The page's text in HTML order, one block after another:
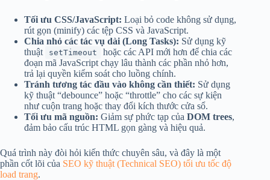
Tối ưu CSS/JavaScript: Loại bỏ code không sử dụng,
rút gọn (minify) các tệp CSS và JavaScript.
Chia nhỏ các tác vụ dài (Long Tasks): Sử dụng kỹ
thuật
setTimeout
hoặc các API mới hơn để chia các
đoạn mã JavaScript chạy lâu thành các phần nhỏ hơn,
trả lại quyền kiểm soát cho luồng chính.
Tránh tương tác đầu vào không cần thiết: Sử dụng
kỹ thuật “debounce” hoặc “throttle” cho các sự kiện
như cuộn trang hoặc thay đổi kích thước cửa sổ.
Tối ưu mã nguồn: Giảm sự phức tạp của DOM trees,
đảm bảo cấu trúc HTML gọn gàng và hiệu quả.
Quá trình này đòi hỏi kiến thức chuyên sâu, và đây là một
phần cốt lõi của SEO kỹ thuật (Technical SEO) tối ưu tốc độ
load trang.